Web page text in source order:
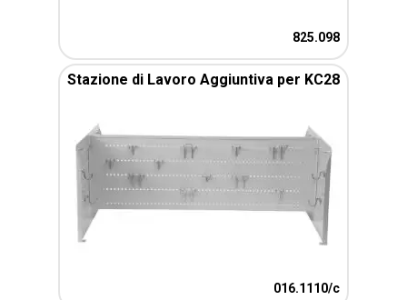
825.098
Stazione di Lavoro Aggiuntiva per KC28
016.1110/c